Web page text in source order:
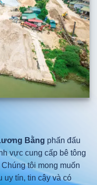
Bằng phấn đấu
vực cung cấp bê tông
tôi mong muốn
tín, tin cậy và có